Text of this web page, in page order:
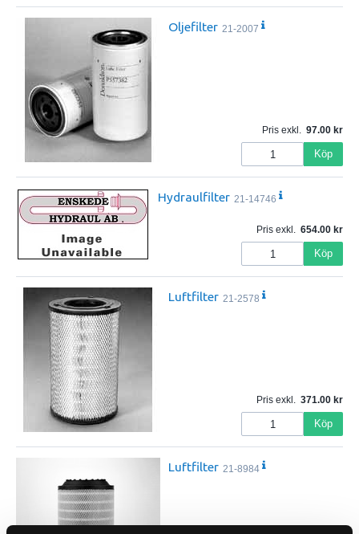
Oljefilter 21-2007
Pris exkl. 97.00
Köp
Hydraulfilter 21-14746
Pris exkl. 654.00
Köp
Luftfilter 21-2578
Pris exkl. 371.00
Köp
Luftfilter 21-8984